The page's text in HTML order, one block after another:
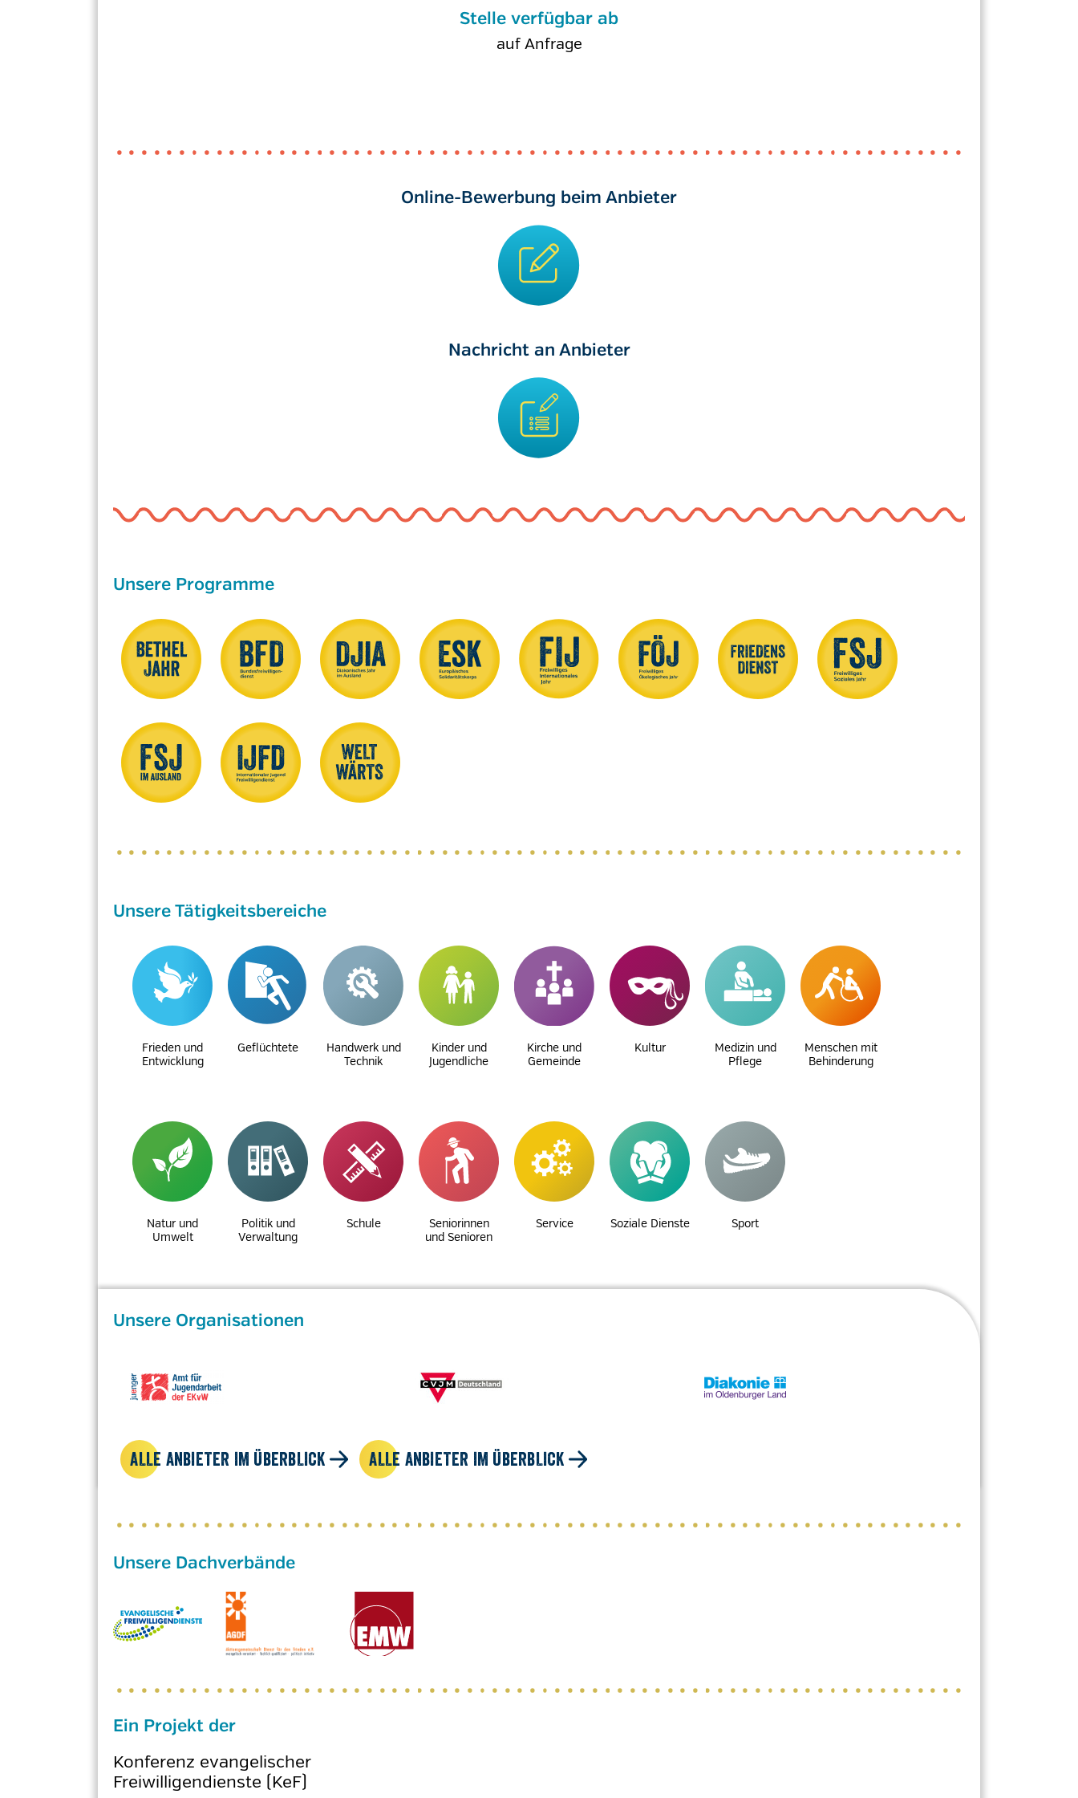
Stelle verfügbar ab
auf Anfrage
Online-Bewerbung beim Anbieter
Nachricht an Anbieter
Unsere Programme
Unsere Tätigkeitsbereiche
Frieden und
Entwicklung
Geflüchtete
Handwerk und
Technik
Kinder und
Jugendliche
Kirche und
Gemeinde
Kultur
Medizin und
Pflege
Menschen mit
Behinderung
Natur und
Umwelt
Politik und
Verwaltung
Schule
Seniorinnen
und Senioren
Service Soziale Dienste Sport
Unsere Organisationen
ALLE ANBIETER IM ÜBERBLICK ALLE ANBIETER IM ÜBERBLICK
Ein Projekt der
Konferenz evangelischer
Freiwilligendienste (KeF)